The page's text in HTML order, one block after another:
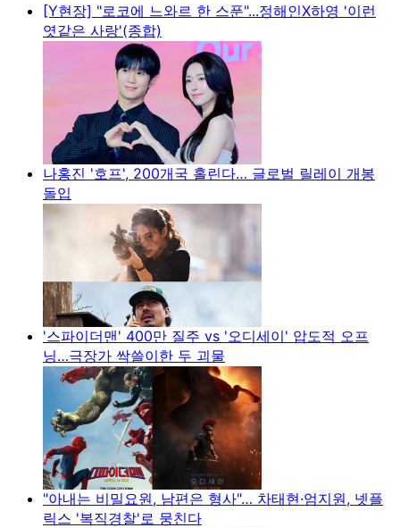
[Y현장] "로코에 느와르 한 스푼"...정해인X하영 '이런
엿같은 사랑'(종합)
나홍진 '호프', 200개국 홀린다… 글로벌 릴레이 개봉
돌입
'스파이더맨' 400만 질주 vs '오디세이' 압도적 오프
닝…극장가 싹쓸이한 두 괴물
"아내는 비밀요원, 남편은 형사"… 차태현·엄지원, 넷플
릭스 '복직경찰'로 뭉친다